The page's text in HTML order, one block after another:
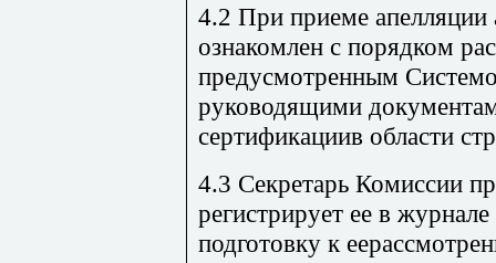
4.2 При приеме апелляции
ознакомлен с порядком
предусмотренным
руководящими
сертификациив области
4.3 Секретарь Комиссии
регистрирует ее в
подготовку к